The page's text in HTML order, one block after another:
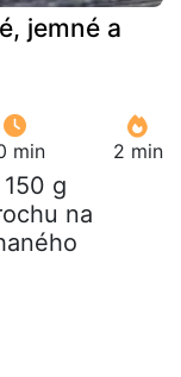
jemné a
min 2 min
g
na